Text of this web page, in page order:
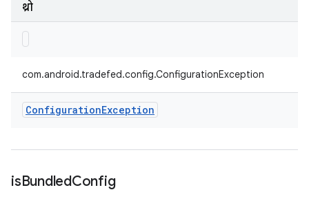
थ्रो
com.android.tradefed.config.ConfigurationException
ConfigurationException
isBundledConfig